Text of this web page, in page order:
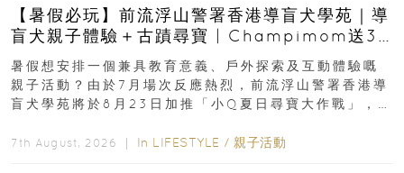
【暑假必玩】前流浮山警署香港導盲犬學苑｜導
盲犬親子體驗＋古蹟尋寶 | Champimom送3
組免費名額
暑假想安排一個兼具教育意義、戶外探索及互動體驗嘅
親子活動？由於7月場次反應熱烈，前流浮山警署香港導
盲犬學苑將於8月23日加推「小Q夏日尋寶大作戰」，家
7th August, 2026 ｜ In LIFESTYLE / 親子活動